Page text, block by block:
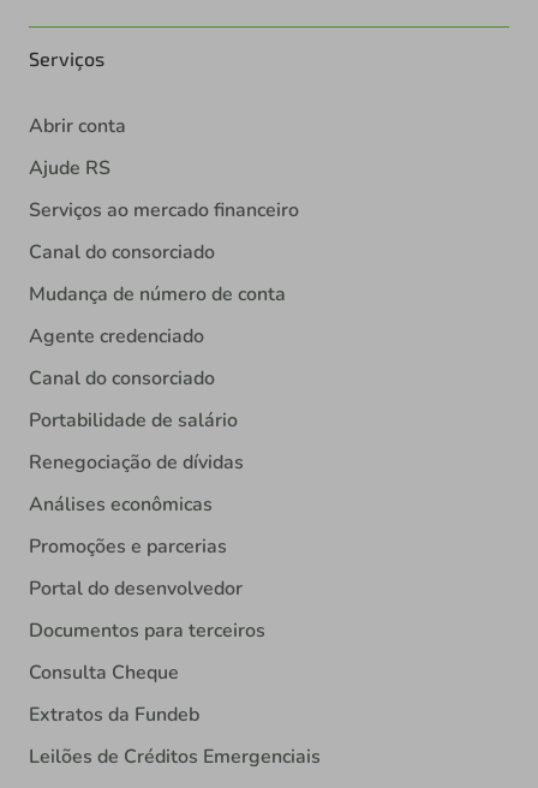
Serviços
Abrir conta
Ajude RS
Serviços ao mercado financeiro
Canal do consorciado
Mudança de número de conta
Agente credenciado
Canal do consorciado
Portabilidade de salário
Renegociação de dívidas
Análises econômicas
Promoções e parcerias
Portal do desenvolvedor
Documentos para terceiros
Consulta Cheque
Extratos da Fundeb
Leilões de Créditos Emergenciais